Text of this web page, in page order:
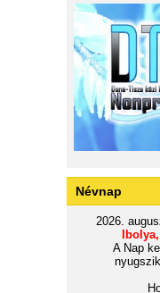
Névnap
2026.
A Nap